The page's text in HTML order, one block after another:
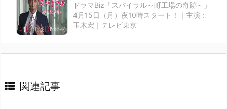
ドラマBiz「スパイラル～町工場の奇跡～」
4月15日（月）夜10時スタート！｜主演：
玉木宏｜テレビ東京
関連記事